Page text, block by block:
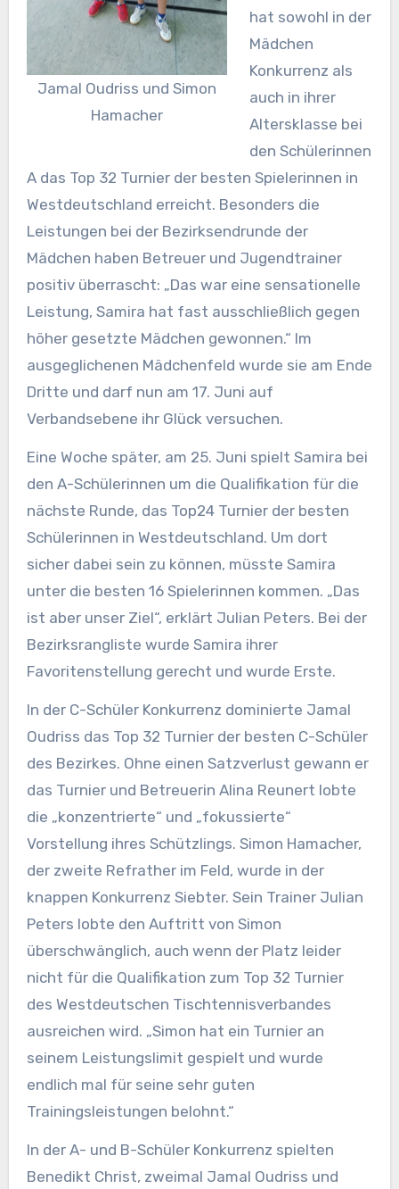
Jamal Oudriss und Simon
Hamacher
hat sowohl in der
Mädchen
Konkurrenz als
auch in ihrer
Altersklasse bei
den Schülerinnen
A das Top 32 Turnier der besten Spielerinnen in
Westdeutschland erreicht. Besonders die
Leistungen bei der Bezirksendrunde der
Mädchen haben Betreuer und Jugendtrainer
positiv überrascht: „Das war eine sensationelle
Leistung, Samira hat fast ausschließlich gegen
höher gesetzte Mädchen gewonnen.“ Im
ausgeglichenen Mädchenfeld wurde sie am Ende
Dritte und darf nun am 17. Juni auf
Verbandsebene ihr Glück versuchen.
Eine Woche später, am 25. Juni spielt Samira bei
den A-Schülerinnen um die Qualifikation für die
nächste Runde, das Top24 Turnier der besten
Schülerinnen in Westdeutschland. Um dort
sicher dabei sein zu können, müsste Samira
unter die besten 16 Spielerinnen kommen. „Das
ist aber unser Ziel“, erklärt Julian Peters. Bei der
Bezirksrangliste wurde Samira ihrer
Favoritenstellung gerecht und wurde Erste.
In der C-Schüler Konkurrenz dominierte Jamal
Oudriss das Top 32 Turnier der besten C-Schüler
des Bezirkes. Ohne einen Satzverlust gewann er
das Turnier und Betreuerin Alina Reunert lobte
die „konzentrierte“ und „fokussierte“
Vorstellung ihres Schützlings. Simon Hamacher,
der zweite Refrather im Feld, wurde in der
knappen Konkurrenz Siebter. Sein Trainer Julian
Peters lobte den Auftritt von Simon
überschwänglich, auch wenn der Platz leider
nicht für die Qualifikation zum Top 32 Turnier
des Westdeutschen Tischtennisverbandes
ausreichen wird. „Simon hat ein Turnier an
seinem Leistungslimit gespielt und wurde
endlich mal für seine sehr guten
Trainingsleistungen belohnt.“
In der A- und B-Schüler Konkurrenz spielten
Benedikt Christ, zweimal Jamal Oudriss und